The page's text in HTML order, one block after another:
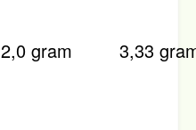
2,0 gram 3,33